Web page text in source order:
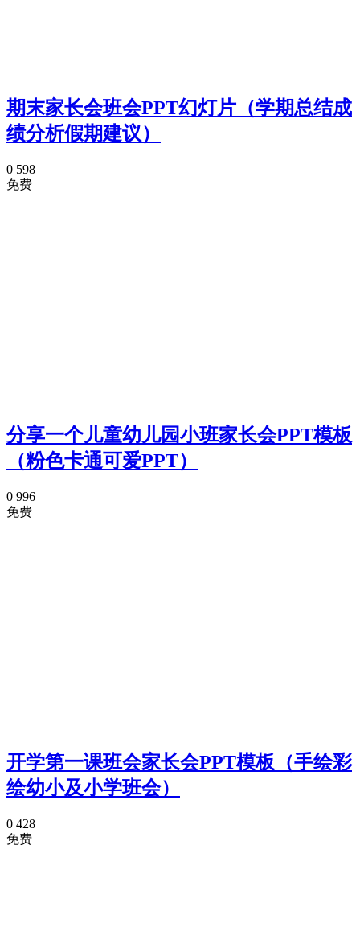
期末家长会班会PPT幻灯片（学期总结成
绩分析假期建议）
0 598
免费
分享一个儿童幼儿园小班家长会PPT模板
（粉色卡通可爱PPT）
0 996
免费
开学第一课班会家长会PPT模板（手绘彩
绘幼小及小学班会）
0 428
免费